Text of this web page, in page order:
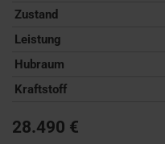
Zustand
Leistung
Hubraum
Kraftstoff
28.490 €